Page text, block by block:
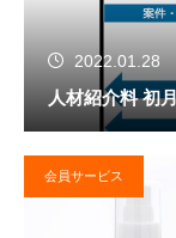
2022.01.28
人材紹介料 初
会員サービス